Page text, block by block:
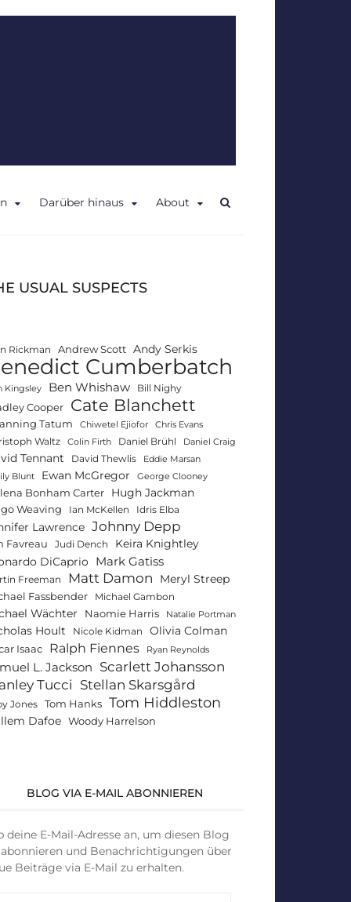
Darüber hinaus About
USUAL SUSPECTS
Rickman Andrew Scott Andy Serkis
Cumberbatch
Kingsley Ben Whishaw Bill Nighy
Cooper Cate Blanchett
Tatum Chiwetel Ejiofor Chris Evans
Waltz Colin Firth Daniel Brühl Daniel Craig
Tennant David Thewlis
Eddie Marsan
Blunt
Ewan McGregor George Clooney
Bonham Carter Hugh Jackman
Weaving Ian McKellen Idris Elba
Lawrence Johnny Depp
Favreau Judi Dench
Keira Knightley
DiCaprio
Mark Gatiss
Freeman Matt Damon Meryl Streep
Fassbender Michael Gambon
Wächter Naomie Harris Natalie Portman
Hoult Nicole Kidman Olivia Colman
Isaac Ralph Fiennes Ryan Reynolds
L. Jackson Scarlett Johansson
Tucci Stellan Skarsgård
Jones Tom Hanks Tom Hiddleston
Dafoe Woody Harrelson
BLOG VIA E-MAIL ABONNIEREN
deine E-Mail-Adresse an, um diesen Blog
und Benachrichtigungen über
Beiträge via E-Mail zu erhalten.